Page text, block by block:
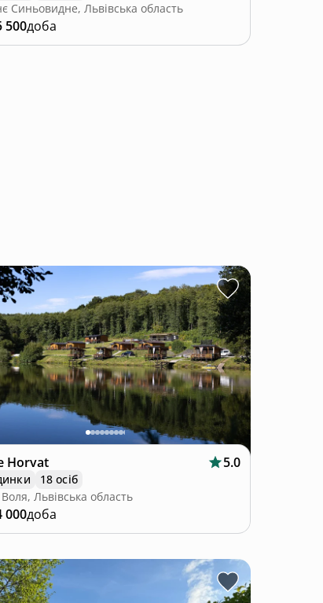
Синьовидне, Львівська область
500доба
Horvat 5.0
18 осіб
Львівська область
000доба